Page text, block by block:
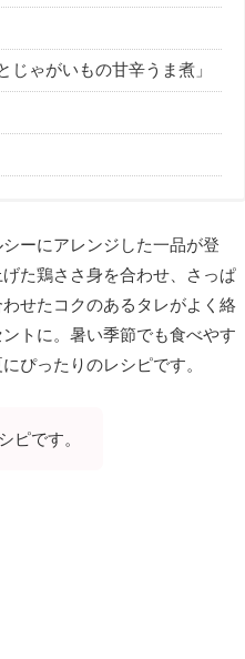
ゃがいもの甘辛うま煮」
ーにアレンジした一品が登
た鶏ささ身を合わせ、さっぱ
せたコクのあるタレがよく絡
トに。暑い季節でも食べやす
ぴったりのレシピです。
ピです。